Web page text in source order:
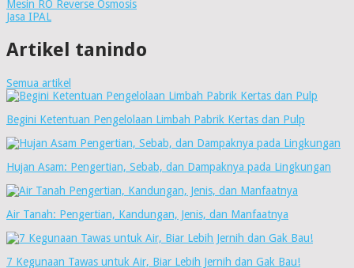
Mesin RO Reverse Osmosis
Jasa IPAL
Artikel tanindo
Semua artikel
Begini Ketentuan Pengelolaan Limbah Pabrik Kertas dan Pulp
Hujan Asam: Pengertian, Sebab, dan Dampaknya pada Lingkungan
Air Tanah: Pengertian, Kandungan, Jenis, dan Manfaatnya
7 Kegunaan Tawas untuk Air, Biar Lebih Jernih dan Gak Bau!